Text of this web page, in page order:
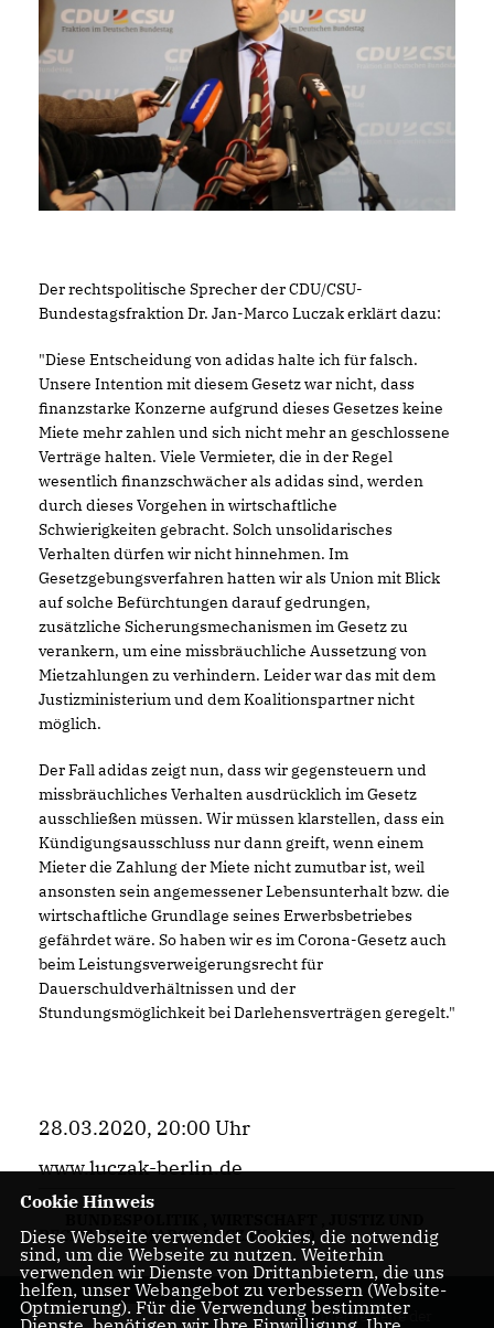
Der rechtspolitische Sprecher der CDU/CSU-
Bundestagsfraktion Dr. Jan-Marco Luczak erklärt dazu:
"Diese Entscheidung von adidas halte ich für falsch.
Unsere Intention mit diesem Gesetz war nicht, dass
finanzstarke Konzerne aufgrund dieses Gesetzes keine
Miete mehr zahlen und sich nicht mehr an geschlossene
Verträge halten. Viele Vermieter, die in der Regel
wesentlich finanzschwächer als adidas sind, werden
durch dieses Vorgehen in wirtschaftliche
Schwierigkeiten gebracht. Solch unsolidarisches
Verhalten dürfen wir nicht hinnehmen. Im
Gesetzgebungsverfahren hatten wir als Union mit Blick
auf solche Befürchtungen darauf gedrungen,
zusätzliche Sicherungsmechanismen im Gesetz zu
verankern, um eine missbräuchliche Aussetzung von
Mietzahlungen zu verhindern. Leider war das mit dem
Justizministerium und dem Koalitionspartner nicht
möglich.
Der Fall adidas zeigt nun, dass wir gegensteuern und
missbräuchliches Verhalten ausdrücklich im Gesetz
ausschließen müssen. Wir müssen klarstellen, dass ein
Kündigungsausschluss nur dann greift, wenn einem
Mieter die Zahlung der Miete nicht zumutbar ist, weil
ansonsten sein angemessener Lebensunterhalt bzw. die
wirtschaftliche Grundlage seines Erwerbsbetriebes
gefährdet wäre. So haben wir es im Corona-Gesetz auch
beim Leistungsverweigerungsrecht für
Dauerschuldverhältnissen und der
Stundungsmöglichkeit bei Darlehensverträgen geregelt."
28.03.2020, 20:00 Uhr
www.luczak-berlin.de
RECHT,JAN-MARCO LUCZAK,2020
Internetseite der
Cookie Hinweis
Diese Webseite verwendet Cookies, die notwendig
sind, um die Webseite zu nutzen. Weiterhin
verwenden wir Dienste von Drittanbietern, die uns
helfen, unser Webangebot zu verbessern (Website-
Optmierung). Für die Verwendung bestimmter